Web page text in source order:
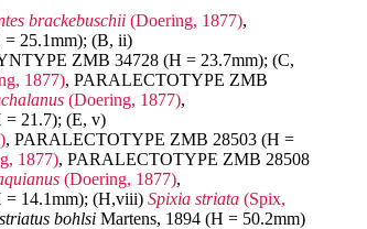
brackebuschii (Doering, 1877),
25.1mm); (B, ii)
ZMB 34728 (H = 23.7mm); (C,
1877), PARALECTOTYPE ZMB
(Doering, 1877),
21.7); (E, v)
, PARALECTOTYPE ZMB 28503 (H =
1877), PARALECTOTYPE ZMB 28508
(Doering, 1877),
14.1mm); (H,viii) Spixia striata (Spix,
striatus bohlsi Martens, 1894 (H = 50.2mm)